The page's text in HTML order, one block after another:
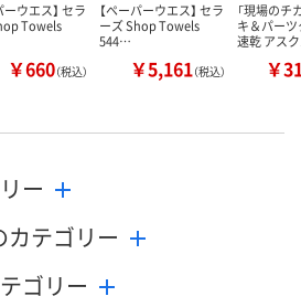
ーウエス】 セラ
Towels
￥660（税込）
【ペーパーウエス】 セラ
ーズ Shop Towels
544…
￥5,161（税込）
「現場のチ
キ＆パー
速乾 アス
￥
ー
テゴリー
ゴリー